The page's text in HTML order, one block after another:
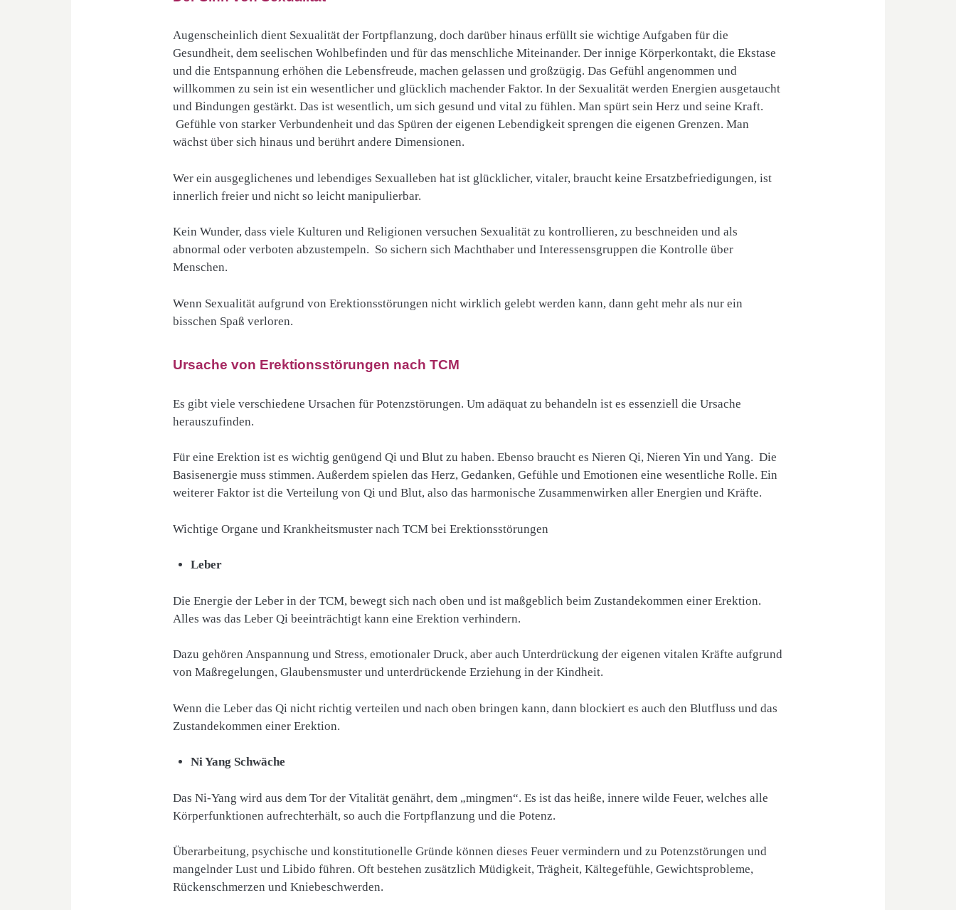
Augenscheinlich dient Sexualität der Fortpflanzung, doch darüber hinaus erfüllt sie wichtige Aufgaben für die
Gesundheit, dem seelischen Wohlbefinden und für das menschliche Miteinander. Der innige Körperkontakt, die Ekstase
und die Entspannung erhöhen die Lebensfreude, machen gelassen und großzügig. Das Gefühl angenommen und
willkommen zu sein ist ein wesentlicher und glücklich machender Faktor. In der Sexualität werden Energien ausgetaucht
und Bindungen gestärkt. Das ist wesentlich, um sich gesund und vital zu fühlen. Man spürt sein Herz und seine Kraft.
Gefühle von starker Verbundenheit und das Spüren der eigenen Lebendigkeit sprengen die eigenen Grenzen. Man
wächst über sich hinaus und berührt andere Dimensionen.
Wer ein ausgeglichenes und lebendiges Sexualleben hat ist glücklicher, vitaler, braucht keine Ersatzbefriedigungen, ist
innerlich freier und nicht so leicht manipulierbar.
Kein Wunder, dass viele Kulturen und Religionen versuchen Sexualität zu kontrollieren, zu beschneiden und als
abnormal oder verboten abzustempeln. So sichern sich Machthaber und Interessensgruppen die Kontrolle über
Menschen.
Wenn Sexualität aufgrund von Erektionsstörungen nicht wirklich gelebt werden kann, dann geht mehr als nur ein
bisschen Spaß verloren.
Ursache von Erektionsstörungen nach TCM
Es gibt viele verschiedene Ursachen für Potenzstörungen. Um adäquat zu behandeln ist es essenziell die Ursache
herauszufinden.
Für eine Erektion ist es wichtig genügend Qi und Blut zu haben. Ebenso braucht es Nieren Qi, Nieren Yin und Yang. Die
Basisenergie muss stimmen. Außerdem spielen das Herz, Gedanken, Gefühle und Emotionen eine wesentliche Rolle. Ein
weiterer Faktor ist die Verteilung von Qi und Blut, also das harmonische Zusammenwirken aller Energien und Kräfte.
Wichtige Organe und Krankheitsmuster nach TCM bei Erektionsstörungen
Leber
Die Energie der Leber in der TCM, bewegt sich nach oben und ist maßgeblich beim Zustandekommen einer Erektion.
Alles was das Leber Qi beeinträchtigt kann eine Erektion verhindern.
Dazu gehören Anspannung und Stress, emotionaler Druck, aber auch Unterdrückung der eigenen vitalen Kräfte aufgrund
von Maßregelungen, Glaubensmuster und unterdrückende Erziehung in der Kindheit.
Wenn die Leber das Qi nicht richtig verteilen und nach oben bringen kann, dann blockiert es auch den Blutfluss und das
Zustandekommen einer Erektion.
Ni Yang Schwäche
Das Ni-Yang wird aus dem Tor der Vitalität genährt, dem „mingmen“. Es ist das heiße, innere wilde Feuer, welches alle
Körperfunktionen aufrechterhält, so auch die Fortpflanzung und die Potenz.
Überarbeitung, psychische und konstitutionelle Gründe können dieses Feuer vermindern und zu Potenzstörungen und
mangelnder Lust und Libido führen. Oft bestehen zusätzlich Müdigkeit, Trägheit, Kältegefühle, Gewichtsprobleme,
Rückenschmerzen und Kniebeschwerden.